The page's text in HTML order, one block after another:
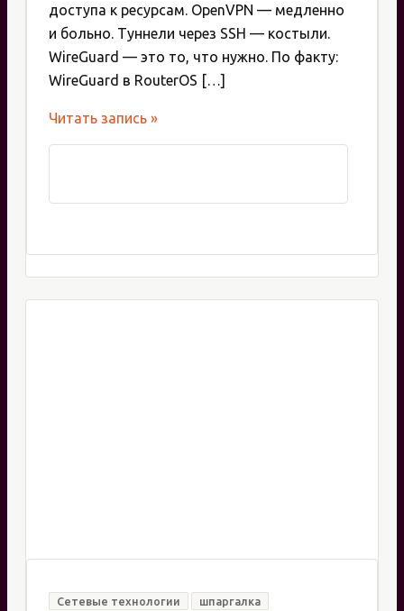
доступа к ресурсам. OpenVPN — медленно
и больно. Туннели через SSH — костыли.
WireGuard — это то, что нужно. По факту:
WireGuard в RouterOS […]
Настройка
WireGuard
MikroTik
как
клиента:
Читать запись »
Сетевые технологии шпаргалка